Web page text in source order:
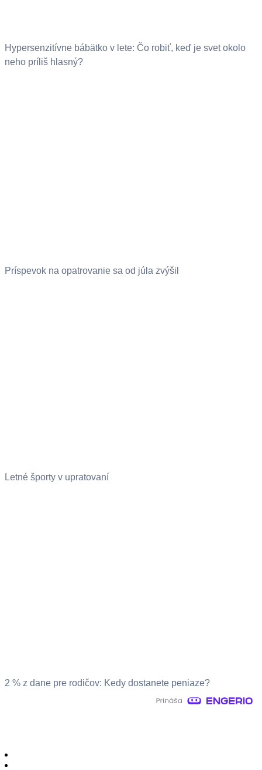
Hypersenzitívne bábätko v lete: Čo robiť, keď je svet okolo
neho príliš hlasný?
Príspevok na opatrovanie sa od júla zvýšil
Letné športy v upratovaní
2 % z dane pre rodičov: Kedy dostanete peniaze?